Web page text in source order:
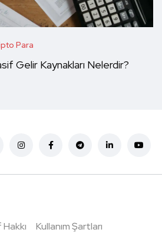
Para
Gelir Kaynakları Nelerdir?
Kullanım Şartları